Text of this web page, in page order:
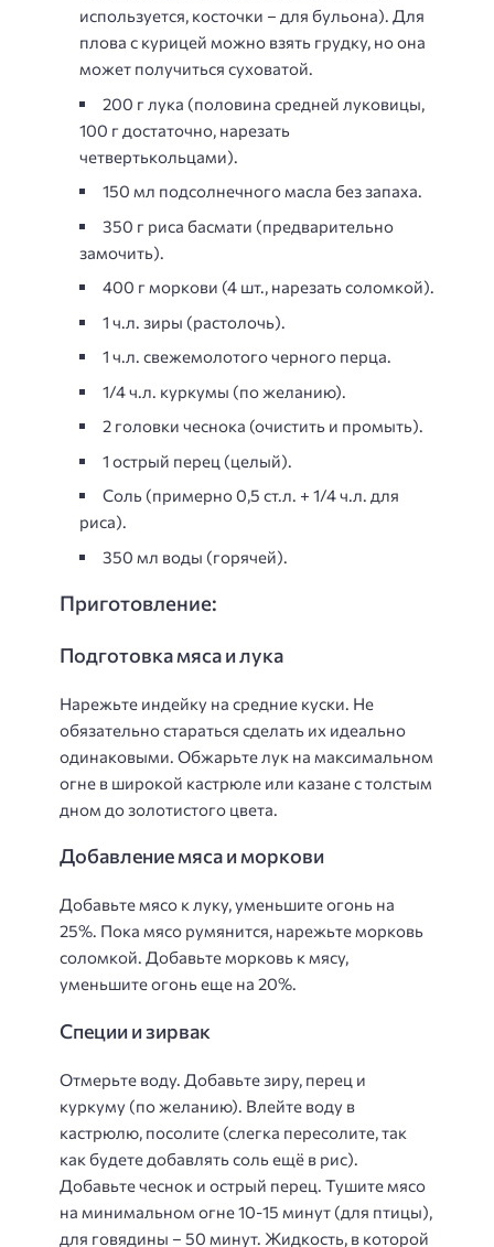
используется, косточки – для бульона). Для
плова с курицей можно взять грудку, но она
может получиться суховатой.
200 г лука (половина средней луковицы,
100 г достаточно, нарезать
четвертькольцами).
150 мл подсолнечного масла без запаха.
350 г риса басмати (предварительно
замочить).
400 г моркови (4 шт., нарезать соломкой).
1 ч.л. зиры (растолочь).
1 ч.л. свежемолотого черного перца.
1/4 ч.л. куркумы (по желанию).
2 головки чеснока (очистить и промыть).
1 острый перец (целый).
Соль (примерно 0,5 ст.л. + 1/4 ч.л. для
риса).
350 мл воды (горячей).
Приготовление:
Подготовка мяса и лука
Нарежьте индейку на средние куски. Не
обязательно стараться сделать их идеально
одинаковыми. Обжарьте лук на максимальном
огне в широкой кастрюле или казане с толстым
дном до золотистого цвета.
Добавление мяса и моркови
Добавьте мясо к луку, уменьшите огонь на
25%. Пока мясо румянится, нарежьте морковь
соломкой. Добавьте морковь к мясу,
уменьшите огонь еще на 20%.
Специи и зирвак
Отмерьте воду. Добавьте зиру, перец и
куркуму (по желанию). Влейте воду в
кастрюлю, посолите (слегка пересолите, так
как будете добавлять соль ещё в рис).
Добавьте чеснок и острый перец. Тушите мясо
на минимальном огне 10-15 минут (для птицы),
для говядины – 50 минут. Жидкость, в которой